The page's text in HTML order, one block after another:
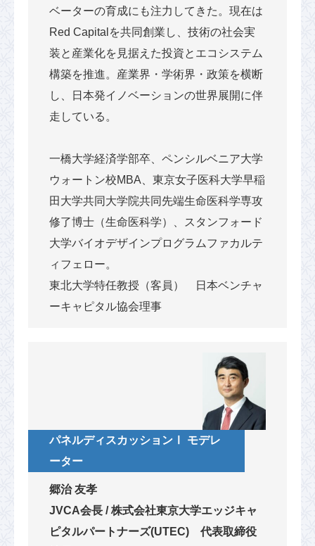
ベーターの育成にも注力してきた。現在は
Red Capitalを共同創業し、技術の社会実
装と産業化を見据えた投資とエコシステム
構築を推進。産業界・学術界・政策を横断
し、日本発イノベーションの世界展開に伴
走している。
一橋大学経済学部卒、ペンシルベニア大学
ウォートン校MBA、東京女子医科大学早稲
田大学共同大学院共同先端生命医科学専攻
修了博士（生命医科学）、スタンフォード
大学バイオデザインプログラムファカルテ
ィフェロー。
東北大学特任教授（客員） 日本ベンチャ
ーキャピタル協会理事
パネルディスカッションⅠ モデレ
ーター
郷治 友孝
JVCA会長 / 株式会社東京大学エッジキャ
ピタルパートナーズ(UTEC) 代表取締役